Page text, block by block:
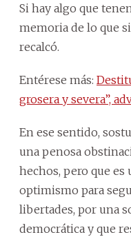
Si hay algo que
memoria de lo que
recalcó.
Entérese más:
grosera y severa”,
En ese sentido,
una penosa
hechos, pero que
optimismo para
libertades, por una
democrática y que